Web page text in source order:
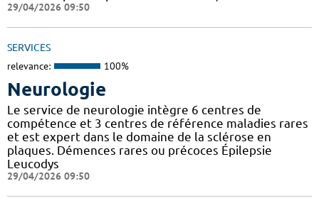
29/04/2026 09:50
SERVICES
relevance: 100%
Neurologie
Le service de neurologie intègre 6 centres de
compétence et 3 centres de référence maladies rares
et est expert dans le domaine de la sclérose en
plaques. Démences rares ou précoces Épilepsie
Leucodys
29/04/2026 09:50